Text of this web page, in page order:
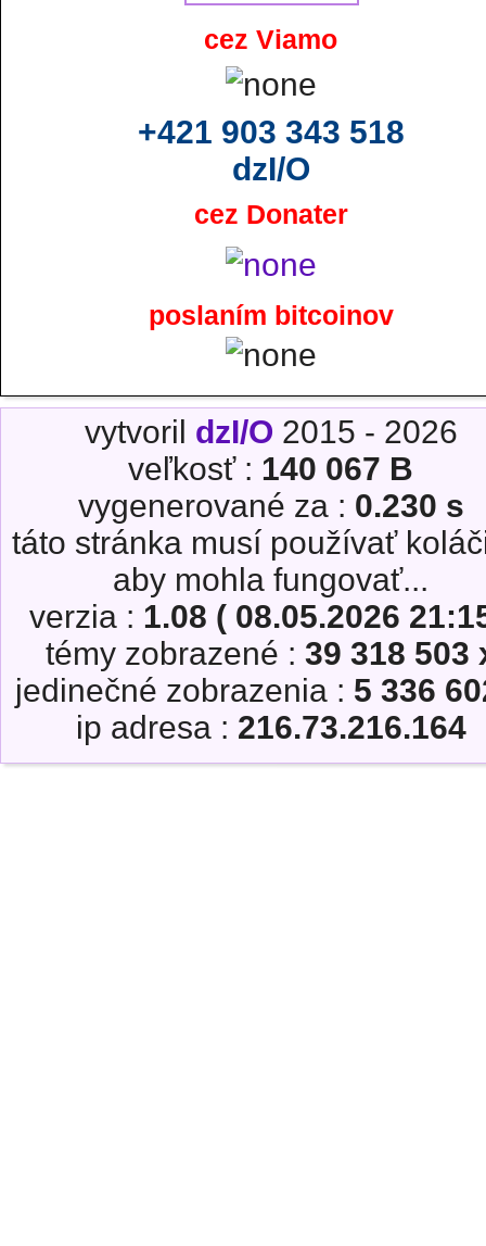
cez Viamo
+421 903 343 518
dzI/O
cez Donater
poslaním bitcoinov
vytvoril dzI/O 2015 - 2026
veľkosť : 140 067 B
vygenerované za : 0.230 s
táto stránka musí používať
aby mohla fungovať...
verzia : 1.08 ( 08.05.2026
témy zobrazené : 39 318 503
jedinečné zobrazenia : 5 336
ip adresa : 216.73.216.164